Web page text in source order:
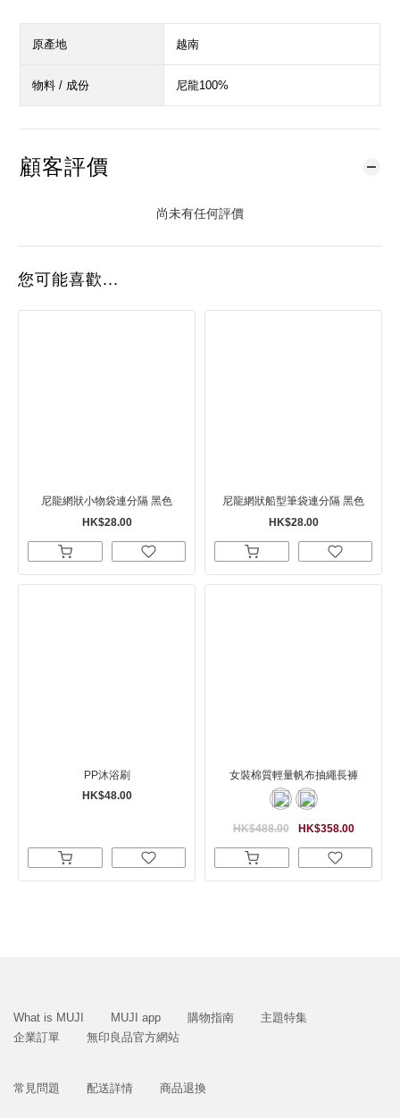
原產地 越南
物料 / 成份 尼龍100%
顧客評價
尚未有任何評價
您可能喜歡...
尼龍網狀小物袋連分隔 黑色
HK$28.00
尼龍網狀船型筆袋連分隔 黑色
HK$28.00
PP沐浴刷
HK$48.00
女裝棉質輕量帆布抽繩長褲
HK$358.00
HK$488.00
What is MUJI MUJI app 購物指南
主題特集
企業訂單
無印良品官方網站
常見問題 配送詳情 商品退換